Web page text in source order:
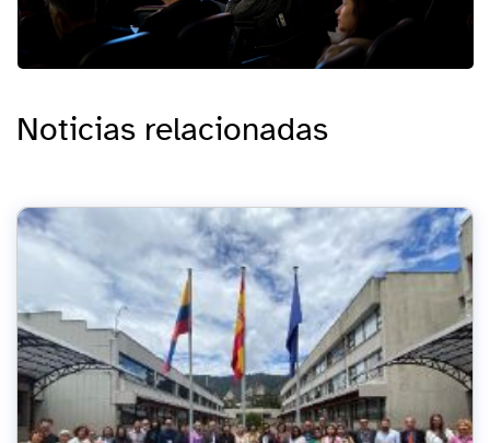
Noticias relacionadas